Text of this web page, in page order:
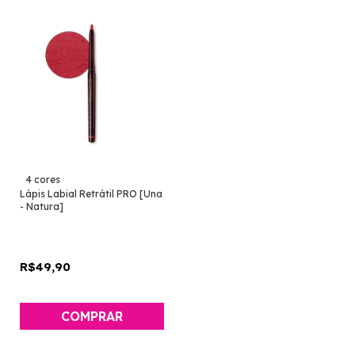
4 cores
Lápis Labial Retrátil PRO [Una
- Natura]
R$49,90
COMPRAR